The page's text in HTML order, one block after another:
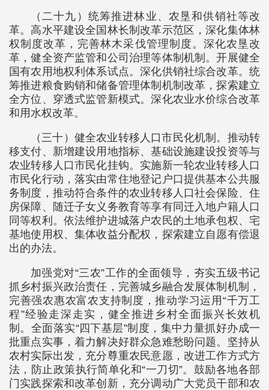
（二十九）统筹推进林业、农垦和供销社等改
革。高水平建设全国林长制改革示范区，深化集体林
权制度改革，完善林木采伐管理制度。深化农垦改
革，健全资产监管和公司治理等体制机制。开展健全
国有农用地权利体系试点。深化供销社综合改革。统
筹推进粮食购销和储备管理体制机制改革，探索建立
全方位、穿透式监管新模式。深化农业水价综合改革
和用水权改革。
（三十）健全农业转移人口市民化机制。推动转
移支付、新增建设用地指标、基础设施建设投资等与
农业转移人口市民化挂钩。实施新一轮农业转移人口
市民化行动，落实由常住地登记户口提供基本公共服
务制度，推动符合条件的农业转移人口社会保险、住
房保障、随迁子女义务教育等享有同迁入地户籍人口
同等权利。依法维护进城落户农民的土地承包权、宅
基地使用权、集体收益分配权，探索建立自愿有偿退
出的办法。
加强党对“三农”工作的全面领导，夯实五级书记
抓乡村振兴政治责任，完善城乡融合发展体制机制，
完善强农惠农富农支持制度，推动学习运用“千万工
程”经验走深走实，健全推进乡村全面振兴长效机
制。全面落实“四下基层”制度，集中力量抓好办成一
批重点实事，着力解决好群众急难愁盼问题。坚持从
农村实际出发，充分尊重农民意愿，改进工作方式方
法，防止政策执行简单化和“一刀切”。鼓励各地各部
门实践探索和改革创新，充分调动广大党员干部和农